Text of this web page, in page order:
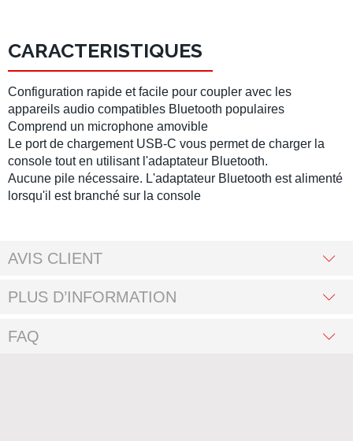
CARACTERISTIQUES
Configuration rapide et facile pour coupler avec les
appareils audio compatibles Bluetooth populaires
Comprend un microphone amovible
Le port de chargement USB-C vous permet de charger la
console tout en utilisant l'adaptateur Bluetooth.
Aucune pile nécessaire. L'adaptateur Bluetooth est alimenté
lorsqu'il est branché sur la console
AVIS CLIENT
PLUS D’INFORMATION
FAQ